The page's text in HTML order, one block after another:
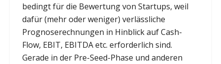
bedingt für die Bewertung von Startups, weil
dafür (mehr oder weniger) verlässliche
Prognoserechnungen in Hinblick auf Cash-
Flow, EBIT, EBITDA etc. erforderlich sind.
Gerade in der Pre-Seed-Phase und anderen